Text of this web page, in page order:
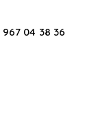
967 04 38 36